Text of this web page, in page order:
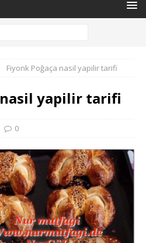
Fiyonk Poğaça nasil yapilir tarifi
nasil yapilir tarifi
0